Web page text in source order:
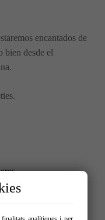
encantados de
bien desde el